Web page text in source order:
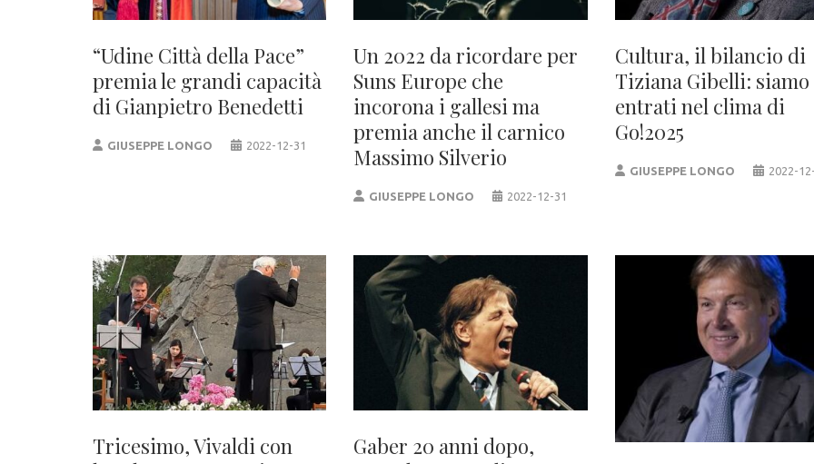
“Udine Città della Pace”
premia le grandi capacità
di Gianpietro Benedetti
GIUSEPPE LONGO 2022-12-31
Un 2022 da ricordare per
Suns Europe che
incorona i gallesi ma
premia anche il carnico
Massimo Silverio
GIUSEPPE LONGO 2022-12-31
Cultura, il bilancio di
Tiziana Gibelli:
entrati nel clima di
Go!2025
GIUSEPPE LONGO 2022-
Tricesimo, Vivaldi con
Gaber 20 anni dopo,